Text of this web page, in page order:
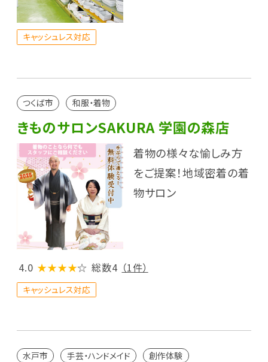
キャッシュレス対応
つくば市 和服・着物
きものサロンSAKURA 学園の森店
着物の様々な愉しみ方
をご提案！地域密着の着
物サロン
4.0 ★★★★☆ 総数4 （1件）
キャッシュレス対応
水戸市 手芸・ハンドメイド 創作体験